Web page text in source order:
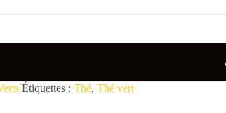
Étiquettes :Thé,Thé vert